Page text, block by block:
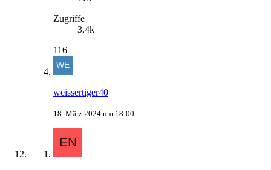
Zugriffe
3,4k
116
weissertiger40
18. März 2024 um 18:00